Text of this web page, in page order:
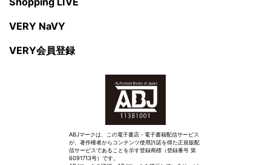
VERY NaVY
VERY会員登録
ABJマークは、この電子書店・電子書籍配信サービス
が、著作権者からコンテンツ使用許諾を得た正規版配
信サービスであることを示す登録商標（登録番号 第
6091713号）です。